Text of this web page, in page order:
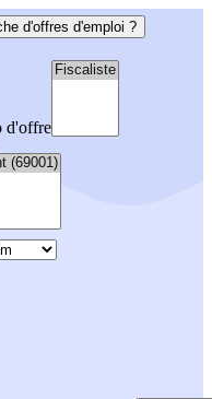
d'offres d'emploi ?
d'offre